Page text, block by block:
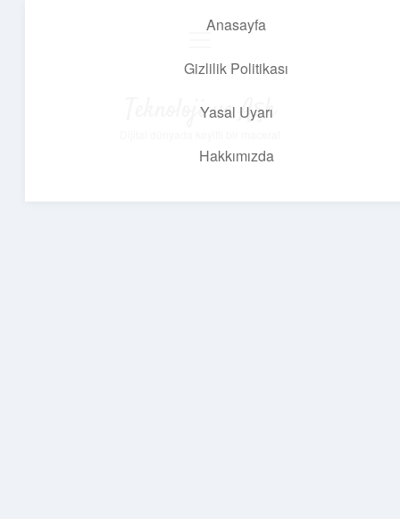
Anasayfa
Gizlilik Politikası
Yasal Uyarı
Hakkımızda
Teknoloji ve Aşk